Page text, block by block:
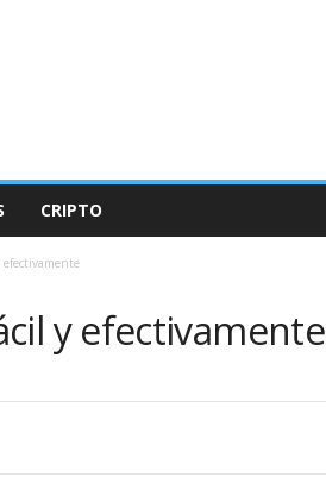
CRIPTO
efectivamente
y efectivamente